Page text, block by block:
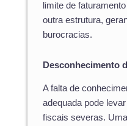
limite de
outra estrutura,
burocracias.
Desconhecimento
A falta de
adequada pode
fiscais severas.